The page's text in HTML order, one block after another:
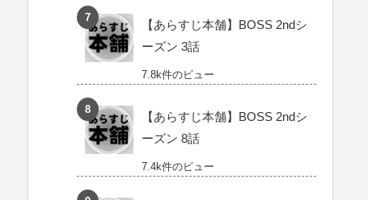
【あらすじ本舗】BOSS 2ndシ
ーズン 3話
7.8k件のビュー
【あらすじ本舗】BOSS 2ndシ
ーズン 8話
7.4k件のビュー